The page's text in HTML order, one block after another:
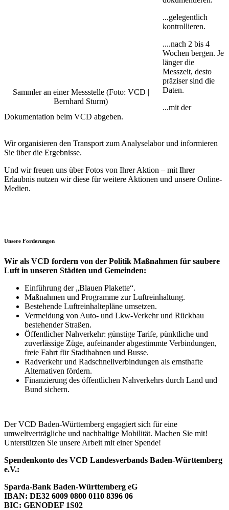
Sammler an einer Messstelle (Foto: VCD |
Bernhard Sturm)
...gelegentlich
kontrollieren.
....nach 2 bis 4
Wochen bergen. Je
länger die
Messzeit, desto
präziser sind die
Daten.
...mit der
Dokumentation beim VCD abgeben.
Wir organisieren den Transport zum Analyselabor und informieren
Sie über die Ergebnisse.
Und wir freuen uns über Fotos von Ihrer Aktion – mit Ihrer
Erlaubnis nutzen wir diese für weitere Aktionen und unsere Online-
Medien.
Unsere Forderungen
Wir als VCD fordern von der Politik Maßnahmen für saubere
Luft in unseren Städten und Gemeinden:
Einführung der „Blauen Plakette“.
Maßnahmen und Programme zur Luftreinhaltung.
Bestehende Luftreinhaltepläne umsetzen.
Vermeidung von Auto- und Lkw-Verkehr und Rückbau
bestehender Straßen.
Öffentlicher Nahverkehr: günstige Tarife, pünktliche und
zuverlässige Züge, aufeinander abgestimmte Verbindungen,
freie Fahrt für Stadtbahnen und Busse.
Radverkehr und Radschnellverbindungen als ernsthafte
Alternativen fördern.
Finanzierung des öffentlichen Nahverkehrs durch Land und
Bund sichern.
Der VCD Baden-Württemberg engagiert sich für eine
umweltverträgliche und nach­haltige Mobilität. Machen Sie mit!
Unterstützen Sie unsere Arbeit mit einer Spende!
Spendenkonto des VCD Landesverbands Baden-Württemberg
e.V.:
Sparda-Bank Baden-Württemberg eG
IBAN: DE32 6009 0800 0110 8396 06
BIC: GENODEF 1S02